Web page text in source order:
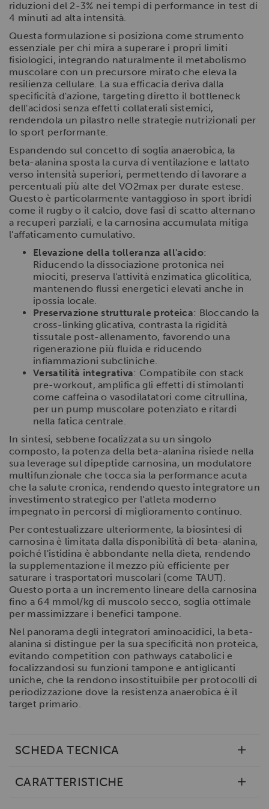
Utilizziamo i cookie per personalizzare contenuti ed
annunci, per fornire funzionalità dei social media e per
analizzare il nostro traffico. Condividiamo inoltre
informazioni sul modo in cui utilizzi il nostro sito con i
nostri partner che si occupano di analisi dei dati web,
pubblicità e social media, i quali potrebbero combinarle
con altre informazioni che hai fornito loro o che hanno
raccolto dal tuo utilizzo dei loro servizi.
riduzioni del 2-3% nei tempi di performance in test di
4 minuti ad alta intensità.
Questa formulazione si posiziona come strumento
essenziale per chi mira a superare i propri limiti
fisiologici, integrando naturalmente il metabolismo
muscolare con un precursore mirato che eleva la
resilienza cellulare. La sua efficacia deriva dalla
specificità d'azione, targeting diretto il bottleneck
dell'acidosi senza effetti collaterali sistemici,
rendendola un pilastro nelle strategie nutrizionali per
lo sport performante.
Espandendo sul concetto di soglia anaerobica, la
beta-alanina sposta la curva di ventilazione e lattato
verso intensità superiori, permettendo di lavorare a
percentuali più alte del VO2max per durate estese.
Questo è particolarmente vantaggioso in sport ibridi
come il rugby o il calcio, dove fasi di scatto alternano
a recuperi parziali, e la carnosina accumulata mitiga
l'affaticamento cumulativo.
Elevazione della tolleranza all'acido:
Riducendo la dissociazione protonica nei
miociti, preserva l'attività enzimatica glicolitica,
mantenendo flussi energetici elevati anche in
ipossia locale.
Preservazione strutturale proteica: Bloccando la
cross-linking glicativa, contrasta la rigidità
tissutale post-allenamento, favorendo una
rigenerazione più fluida e riducendo
infiammazioni subcliniche.
Versatilità integrativa: Compatibile con stack
pre-workout, amplifica gli effetti di stimolanti
come caffeina o vasodilatatori come citrullina,
per un pump muscolare potenziato e ritardi
nella fatica centrale.
In sintesi, sebbene focalizzata su un singolo
composto, la potenza della beta-alanina risiede nella
sua leverage sul dipeptide carnosina, un modulatore
multifunzionale che tocca sia la performance acuta
che la salute cronica, rendendo questo integratore un
investimento strategico per l'atleta moderno
impegnato in percorsi di miglioramento continuo.
Per contestualizzare ulteriormente, la biosintesi di
carnosina è limitata dalla disponibilità di beta-alanina,
poiché l'istidina è abbondante nella dieta, rendendo
la supplementazione il mezzo più efficiente per
saturare i trasportatori muscolari (come TAUT).
Questo porta a un incremento lineare della carnosina
fino a 64 mmol/kg di muscolo secco, soglia ottimale
per massimizzare i benefici tampone.
Nel panorama degli integratori aminoacidici, la beta-
alanina si distingue per la sua specificità non proteica,
evitando competition con pathways catabolici e
focalizzandosi su funzioni tampone e antiglicanti
uniche, che la rendono insostituibile per protocolli di
periodizzazione dove la resistenza anaerobica è il
target primario.
SCHEDA TECNICA
CARATTERISTICHE